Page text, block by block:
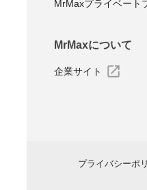
MrMaxプライベート
MrMaxについて
企業サイト
プライバシーポ